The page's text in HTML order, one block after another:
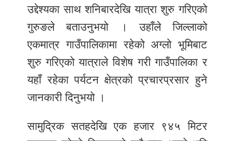
उद्देश्यका साथ शनिबारदेखि यात्रा शुरु गरिएको
गुरुङले बताउनुभयो । उहाँले जिल्लाको
एकमात्र गाउँपालिकामा रहेको अग्लो भूमिबाट
शुरु गरिएको यात्राले विशेष गरी गाउँपालिका र
यहाँ रहेका पर्यटन क्षेत्रको प्रचारप्रसार हुने
जानकारी दिनुभयो ।
सामुद्रिक सतहदेखि एक हजार ९४५ मिटर